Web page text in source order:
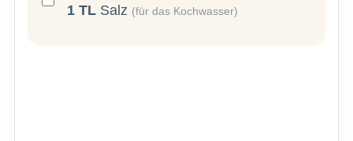
1 TL Salz (für das Kochwasser)